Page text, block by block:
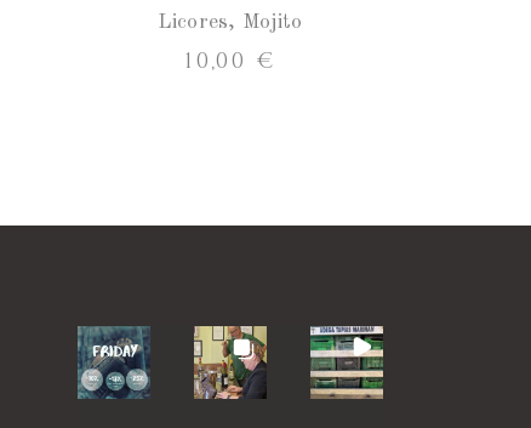
Licores, Mojito
10,00 €